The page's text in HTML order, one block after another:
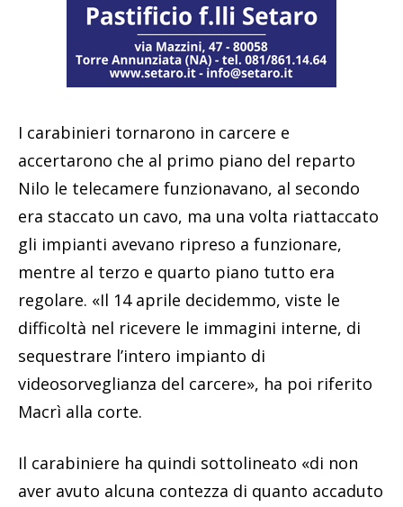
I carabinieri tornarono in carcere e
accertarono che al primo piano del reparto
Nilo le telecamere funzionavano, al secondo
era staccato un cavo, ma una volta riattaccato
gli impianti avevano ripreso a funzionare,
mentre al terzo e quarto piano tutto era
regolare. «Il 14 aprile decidemmo, viste le
difficoltà nel ricevere le immagini interne, di
sequestrare l’intero impianto di
videosorveglianza del carcere», ha poi riferito
Macrì alla corte.
Il carabiniere ha quindi sottolineato «di non
aver avuto alcuna contezza di quanto accaduto